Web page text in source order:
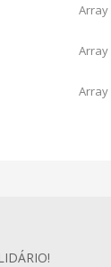
Array
Array
Array